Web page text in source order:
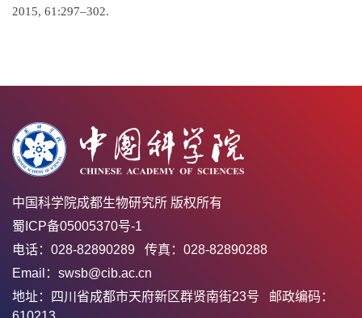
2015, 61:297–302.
中国科学院成都生物研究所 版权所有
蜀ICP备05005370号-1
电话：028-82890289 传真：028-82890288
Email：swsb@cib.ac.cn
地址：四川省成都市天府新区群贤南街23号 邮政编码：